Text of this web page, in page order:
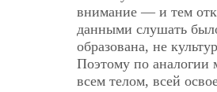
внимание — и тем
данными слушать
образована, не
Поэтому по аналогии
всем телом, всей